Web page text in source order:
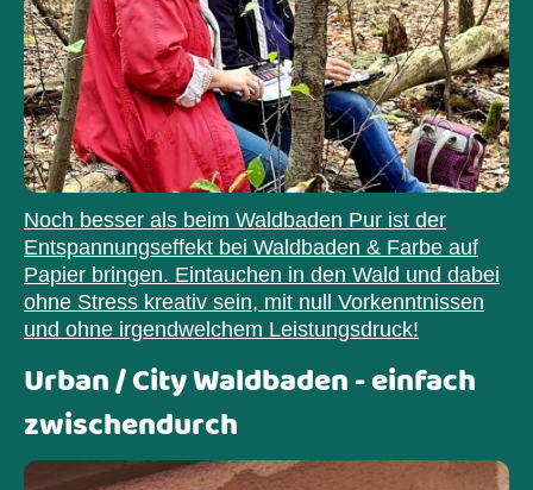
Noch besser als beim Waldbaden Pur ist der
Entspannungseffekt bei Waldbaden & Farbe auf
Papier bringen. Eintauchen in den Wald und dabei
ohne Stress kreativ sein, mit null Vorkenntnissen
und ohne irgendwelchem Leistungsdruck!
Urban / City Waldbaden - einfach
zwischendurch